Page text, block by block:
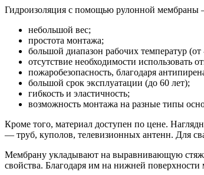
Гидроизоляция с помощью рулонной мембраны
небольшой вес;
простота монтажа;
большой диапазон рабочих температур (от
отсутствие необходимости использовать
пожаробезопасность, благодаря
большой срок эксплуатации (до 60 лет);
гибкость и эластичность;
возможность монтажа на разные типы
Кроме того, материал доступен по цене.
— труб, куполов, телевизионных антенн. Для
Мембрану укладывают на выравнивающую
свойства. Благодаря им на нижней поверхности